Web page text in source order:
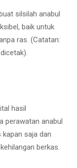
silsilah anabul
baik untuk
ras. (Catatan:
hasil
perawatan anabul
kapan saja dan
berkas.